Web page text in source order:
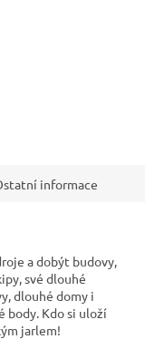
informace
a dobýt budovy,
své dlouhé
dlouhé domy i
body. Kdo si uloží
jarlem!